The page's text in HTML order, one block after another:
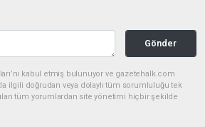
Gönder
kabul etmiş bulunuyor ve gazetehalk.com
ilgili doğrudan veya dolaylı tüm sorumluluğu tek
tüm yorumlardan site yönetimi hiçbir şekilde